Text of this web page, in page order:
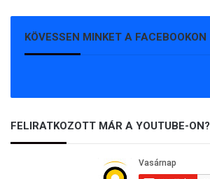
KÖVESSEN MINKET A FACEBOOKON
FELIRATKOZOTT MÁR A YOUTUBE-ON?